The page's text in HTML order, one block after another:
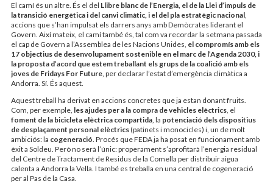
El camí és un altre. És el del Llibre blanc de l’Energia, el de la Llei d’impuls de
la transició energètica i del canvi climàtic, i el del pla estratègic nacional,
accions que s’han impulsat els darrers anys amb Demòcrates liderant el
Govern. Així mateix, el camí també és, tal com va recordar la setmana passada
el cap de Govern a l’Assemblea de les Nacions Unides, el compromís amb els
17 objectius de desenvolupament sostenible en el marc de l’Agenda 2030, i
la proposta d’acord que estem treballant els grups de la coalició amb els
joves de Fridays For Future, per declarar l’estat d’emergència climàtica a
Andor­ra. Sí. És aquest.
Aquest treball ha derivat en accions concretes que ja estan donant fruits.
Com, per exemple, les ajudes per a la compra de vehicles elèctrics, el
foment de la bicicleta elèctrica compartida, la potenciació dels dispositius
de desplaçament personal elèctrics(patinets i monocicles) i, un de molt
ambiciós: la cogeneració. Procés que FEDA ja ha posat en funcionament amb
èxit a Soldeu. Però no serà l’únic: properament s’aprofitarà l’energia residual
del Centre de Tractament de Residus de la Comella per distribuir aigua
calenta a Andorra la Vella. I també es treballa en una central de cogeneració
per al Pas de la Casa.